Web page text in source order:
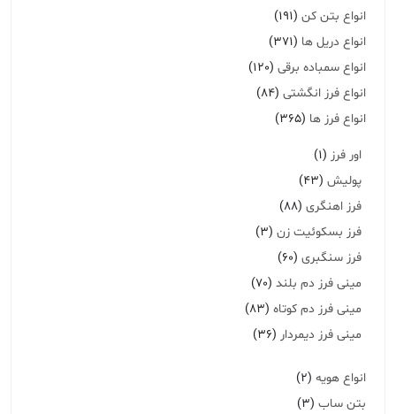
انواع بتن کن (191)
انواع دریل ها (371)
انواع سمباده برقی (120)
انواع فرز انگشتی (84)
انواع فرز ها (365)
اور فرز (1)
پولیش (43)
فرز اهنگری (88)
فرز بسکوئیت زن (3)
فرز سنگبری (60)
مینی فرز دم بلند (70)
مینی فرز دم کوتاه (83)
مینی فرز دیمردار (36)
انواع هویه (2)
بتن ساب (3)